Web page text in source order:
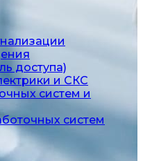
доступа)
и СКС
систем и
систем